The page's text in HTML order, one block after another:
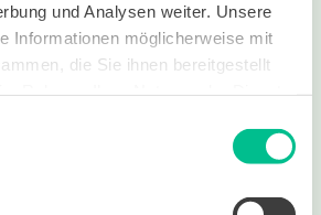
und Analysen weiter. Unsere
Informationen möglicherweise mit
die Sie ihnen bereitgestellt